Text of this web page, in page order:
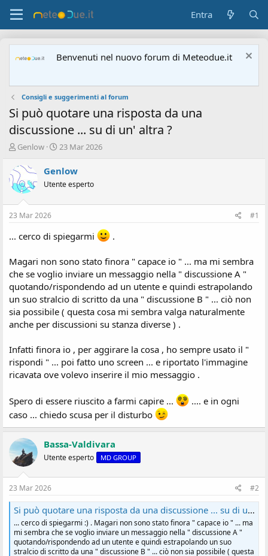
Entra
Benvenuti nel nuovo forum di Meteodue.it
Consigli e suggerimenti al forum
Si può quotare una risposta da una
discussione ... su di un' altra ?
A
t
o
r
d
s
c
s
s
i
o
n
e
Genlow
D
t
d
i
z
o
23 Mar 2026
Genlow
Utente esperto
23 Mar 2026 #1
... cerco di spiegarmi .
Magari non sono stato finora " capace io " ... ma mi sembra
che se voglio inviare un messaggio nella " discussione A "
quotando/rispondendo ad un utente e quindi estrapolando
un suo stralcio di scritto da una " discussione B " ... ciò non
sia possibile ( questa cosa mi sembra valga naturalmente
anche per discussioni su stanza diverse ) .
Infatti finora io , per aggirare la cosa , ho sempre usato il "
rispondi " ... poi fatto uno screen ... e riportato l'immagine
ricavata ove volevo inserire il mio messaggio .
Spero di essere riuscito a farmi capire ...
.... e in ogni
caso ... chiedo scusa per il disturbo
Bassa-Valdivara
Utente esperto MD GROUP
23 Mar 2026 #2
Si può quotare una risposta da una discussione ... su di un' altra ?
... cerco di spiegarmi :) . Magari non sono stato finora " capace io " ... ma
mi sembra che se voglio inviare un messaggio nella " discussione A "
quotando/rispondendo ad un utente e quindi estrapolando un suo
stralcio di scritto da una " discussione B " ... ciò non sia possibile ( questa